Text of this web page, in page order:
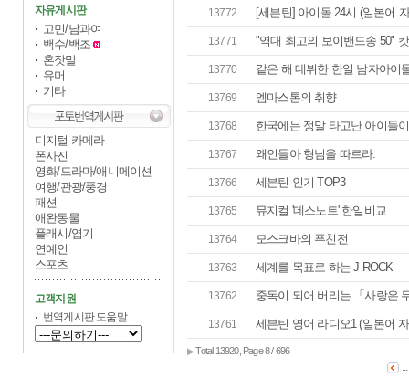
자유게시판
고민/남과여
백수/백조
혼잣말
유머
기타
디지털 카메라
폰사진
영화/드라마/애니메이션
여행/관광/풍경
패션
애완동물
플래시/엽기
연예인
스포츠
고객지원
번역게시판 도움말
13772 [세븐틴] 아이돌 24시 (일본어
13771 "역대 최고의 보이밴드송 50"
13770 같은 해 데뷔한 한일 남자아이
13769 엠마스톤의 취향
13768 한국에는 정말 타고난 아이돌
13767 왜인들아 형님을 따르라.
13766 세븐틴 인기 TOP3
13765 뮤지컬 '데스노트' 한일비교
13764 모스크바의 푸친전
13763 세계를 목표로 하는 J-ROCK
13762 중독이 되어 버리는 「사랑은
13761 세븐틴 영어 라디오1 (일본어
▶ Total 13920, Page 8 / 696
...